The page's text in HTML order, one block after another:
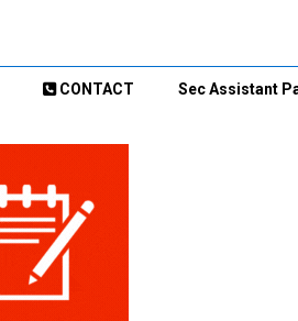
CONTACT Sec Assistant